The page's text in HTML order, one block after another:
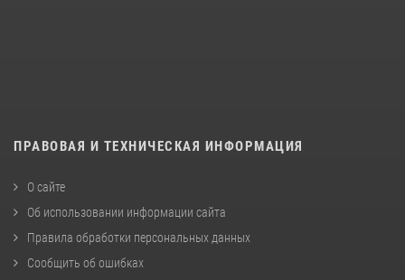
ПРАВОВАЯ И ТЕХНИЧЕСКАЯ ИНФОРМАЦИЯ
О сайте
Об использовании информации сайта
Правила обработки персональных данных
Сообщить об ошибках